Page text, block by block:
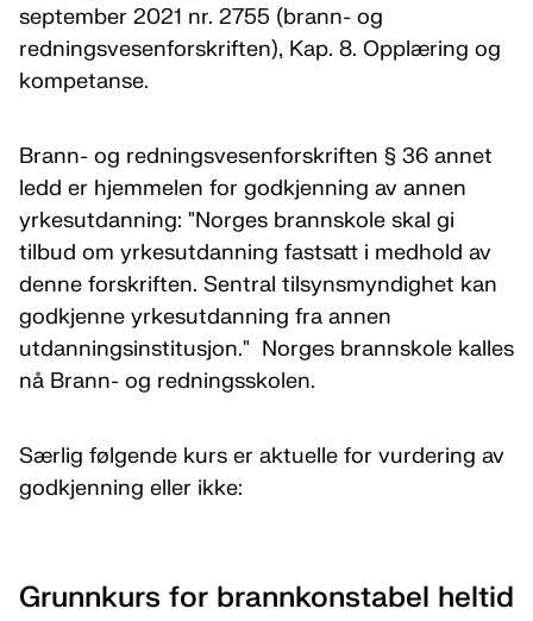
september 2021 nr. 2755 (brann- og
redningsvesenforskriften), Kap. 8. Opplæring og
kompetanse.
Brann- og redningsvesenforskriften § 36 annet
ledd er hjemmelen for godkjenning av annen
yrkesutdanning: "Norges brannskole skal gi
tilbud om yrkesutdanning fastsatt i medhold av
denne forskriften. Sentral tilsynsmyndighet kan
godkjenne yrkesutdanning fra annen
utdanningsinstitusjon." Norges brannskole kalles
nå Brann- og redningsskolen.
Særlig følgende kurs er aktuelle for vurdering av
godkjenning eller ikke:
Grunnkurs for brannkonstabel heltid